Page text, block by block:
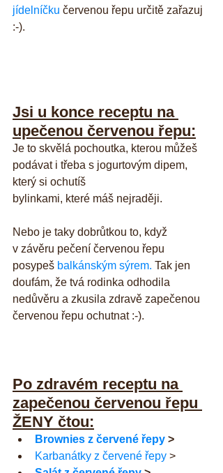
jídelníčku červenou řepu určitě zařazuj
:-).
Jsi u konce receptu na
upečenou červenou řepu:
Je to skvělá pochoutka, kterou můžeš
podávat i třeba s jogurtovým dipem,
který si ochutíš
bylinkami, které máš nejraději.
Nebo je taky dobrůtkou to, když
v závěru pečení červenou řepu
posypeš balkánským sýrem. Tak jen
doufám, že tvá rodinka odhodila
nedůvěru a zkusila zdravě zapečenou
červenou řepu ochutnat :-).
Po zdravém receptu na
zapečenou červenou řepu
ŽENY čtou:
Brownies z červené řepy >
Karbanátky z červené řepy >